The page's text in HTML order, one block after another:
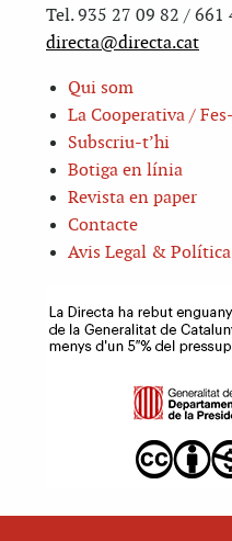
Tel. 935 27 09 82 / 661
directa@directa.cat
Qui som
La Cooperativa /
Subscriu-t’hi
Botiga en línia
Revista en paper
Contacte
Avis Legal &